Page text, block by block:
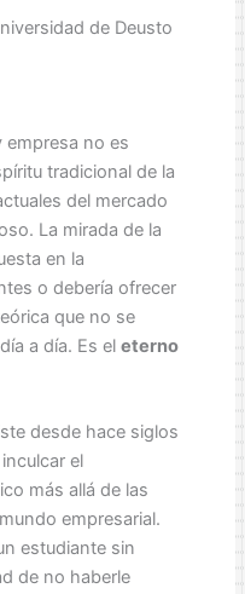
de Deusto
empresa no es
tradicional de la
del mercado
La mirada de la
en la
o debería ofrecer
que no se
a día. Es el eterno
desde hace siglos
el
más allá de las
empresarial.
estudiante sin
de no haberle